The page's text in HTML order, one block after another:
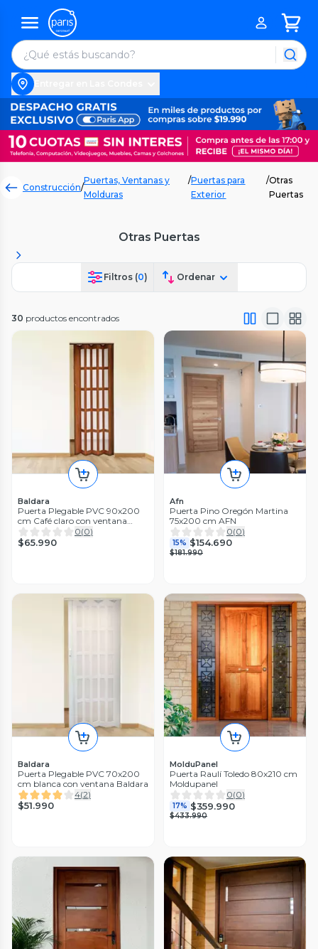
Construcción/
Puertas, Ventanas y
Molduras
/Puertas para
Exterior
/Otras
Puertas
Otras Puertas
Filtros (0) Ordenar
30 productos encontrados
Baldara
Puerta Plegable PVC 90x200
cm Café claro con ventana
Baldara
0(0)
$65.990
Afn
Puerta Pino Oregón Martina
75x200 cm AFN
0(0)
15% $154.690
$181.990
Baldara
Puerta Plegable PVC 70x200
cm blanca con ventana Baldara
4(2)
$51.990
MolduPanel
Puerta Raulí Toledo 80x210 cm
Moldupanel
0(0)
17% $359.990
$433.990